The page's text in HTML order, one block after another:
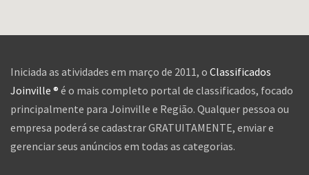
Iniciada as atividades em março de 2011, o Classificados
Joinville ® é o mais completo portal de classificados, focado
principalmente para Joinville e Região. Qualquer pessoa ou
empresa poderá se cadastrar GRATUITAMENTE, enviar e
gerenciar seus anúncios em todas as categorias.